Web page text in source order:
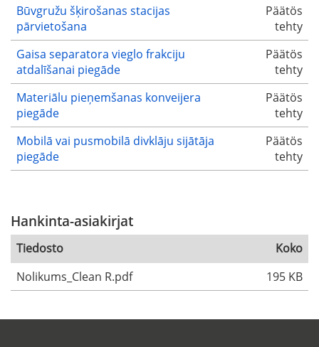
Būvgružu šķirošanas stacijas
pārvietošana
Päätös
tehty
Gaisa separatora vieglo frakciju
atdalīšanai piegāde
Päätös
tehty
Materiālu pieņemšanas konveijera
piegāde
Päätös
tehty
Mobilā vai pusmobilā divklāju sijātāja
piegāde
Päätös
tehty
Hankinta-asiakirjat
Tiedosto
Koko
Nolikums_Clean R.pdf
195 KB